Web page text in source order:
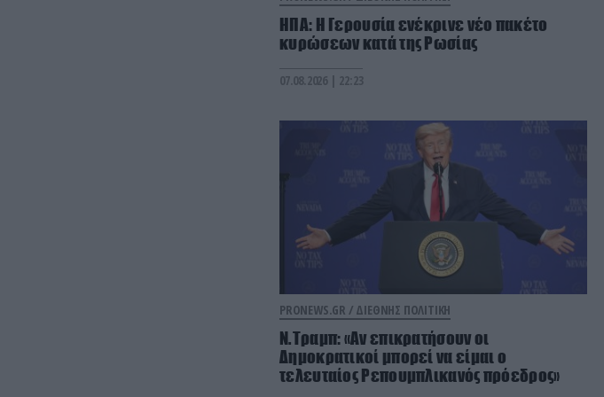
ΗΠΑ: Η Γερουσία ενέκρινε νέο πακέτο
κυρώσεων κατά της Ρωσίας
07.08.2026 | 22:23
PRONEWS.GR / ΔΙΕΘΝΗΣ ΠΟΛΙΤΙΚΗ
Ν.Τραμπ: «Αν επικρατήσουν οι
Δημοκρατικοί μπορεί να είμαι ο
τελευταίος Ρεπουμπλικανός πρόεδρος»